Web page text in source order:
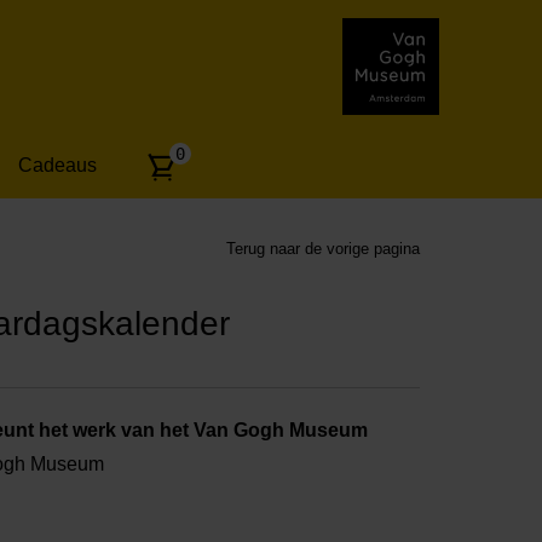
Cadeaus
Aantal
0
Terug naar de vorige pagina
het werk van het Van Gogh Museum
Museum